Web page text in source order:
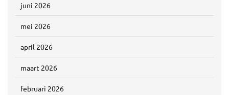
juni 2026
mei 2026
april 2026
maart 2026
februari 2026